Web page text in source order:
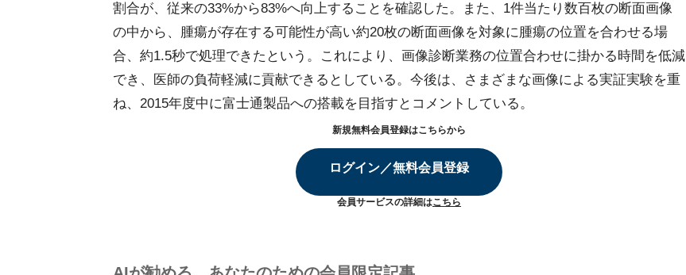
割合が、従来の33%から83%へ向上することを確認した。また、1件当たり数百枚の断面画像
の中から、腫瘍が存在する可能性が高い約20枚の断面画像を対象に腫瘍の位置を合わせる場
合、約1.5秒で処理できたという。これにより、画像診断業務の位置合わせに掛かる時間を低減
でき、医師の負荷軽減に貢献できるとしている。今後は、さまざまな画像による実証実験を重
ね、2015年度中に富士通製品への搭載を目指すとコメントしている。
新規無料会員登録はこちらから
ログイン／無料会員登録
会員サービスの詳細はこちら